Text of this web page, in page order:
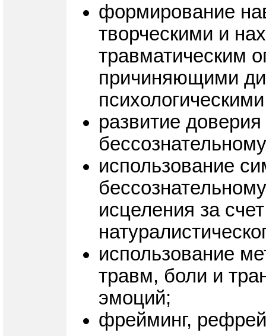
формирование
творческими и
травматическим
причиняющими
развитие
использование
исцеления за
использование
травм, боли и
эмоций;
фрейминг,